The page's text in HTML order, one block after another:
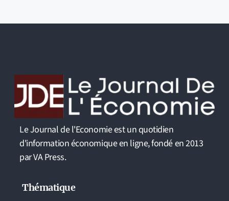
Le Journal de l'Economie est un quotidien
d'information économique en ligne, fondé en 2013
par VA Press.
Thématique